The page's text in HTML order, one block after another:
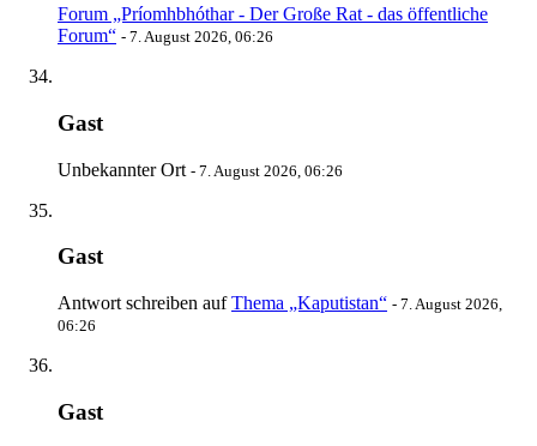
Forum „Príomhbhóthar - Der Große Rat - das öffentliche
Forum“ - 7. August 2026, 06:26
Gast
Unbekannter Ort - 7. August 2026, 06:26
Gast
Antwort schreiben aufThema „Kaputistan“ - 7. August 2026,
06:26
Gast